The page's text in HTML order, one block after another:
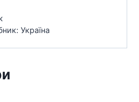
Україна